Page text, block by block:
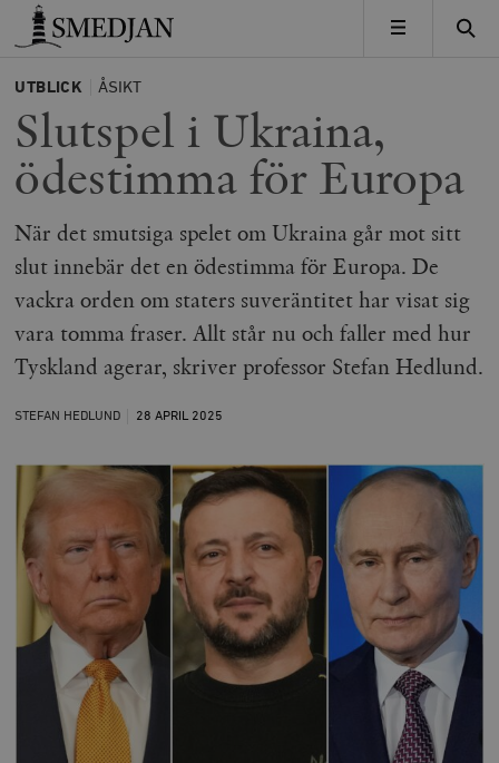
Timbro
MENY
UTBLICK ÅSIKT
Slutspel i Ukraina,
ödestimma för Europa
När det smutsiga spelet om Ukraina går mot sitt
slut innebär det en ödestimma för Europa. De
vackra orden om staters suveräntitet har visat sig
vara tomma fraser. Allt står nu och faller med hur
Tyskland agerar, skriver professor Stefan Hedlund.
STEFAN HEDLUND 28 APRIL 2025